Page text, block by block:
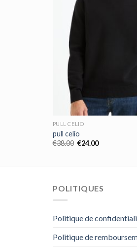
PULL CELIO
pull celio
€38.00 €24.00
POLITIQUES
Politique de
Politique de